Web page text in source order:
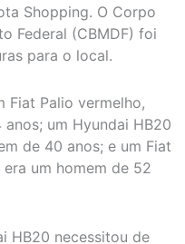
Shopping. O Corpo
Federal (CBMDF) foi
para o local.
Fiat Palio vermelho,
um Hyundai HB20
de 40 anos; e um Fiat
um homem de 52
HB20 necessitou de